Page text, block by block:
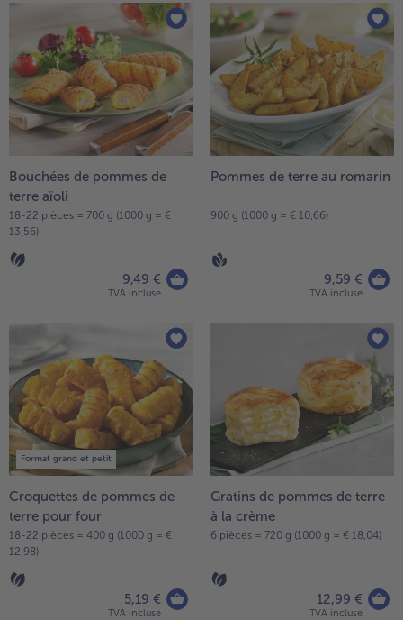
Bouchées de pommes de
terre aïoli
18-22 pièces = 700 g (1000 g = €
13,56)
9,49 €
TVA incluse
Pommes de terre au romarin
900 g (1000 g = € 10,66)
9,59 €
TVA incluse
Format grand et petit
Croquettes de pommes de
terre pour four
18-22 pièces = 400 g (1000 g = €
12,98)
5,19 €
TVA incluse
Gratins de pommes de terre
à la crème
6 pièces = 720 g (1000 g = € 18,04)
12,99 €
TVA incluse